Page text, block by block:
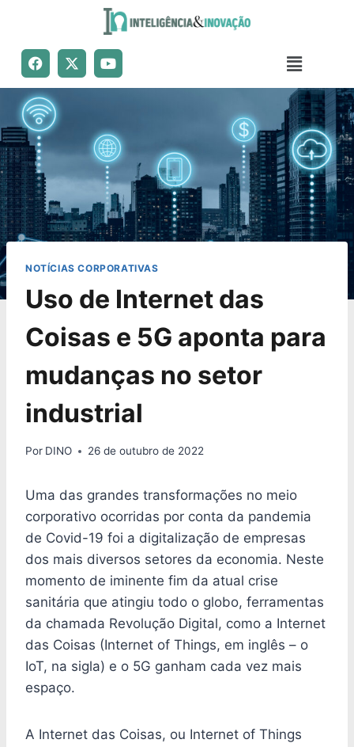
NOTÍCIAS CORPORATIVAS
Uso de Internet das
Coisas e 5G aponta para
mudanças no setor
industrial
Por DINO 26 de outubro de 2022
Uma das grandes transformações no meio
corporativo ocorridas por conta da pandemia
de Covid-19 foi a digitalização de empresas
dos mais diversos setores da economia. Neste
momento de iminente fim da atual crise
sanitária que atingiu todo o globo, ferramentas
da chamada Revolução Digital, como a Internet
das Coisas (Internet of Things, em inglês – o
IoT, na sigla) e o 5G ganham cada vez mais
espaço.
A Internet das Coisas, ou Internet of Things